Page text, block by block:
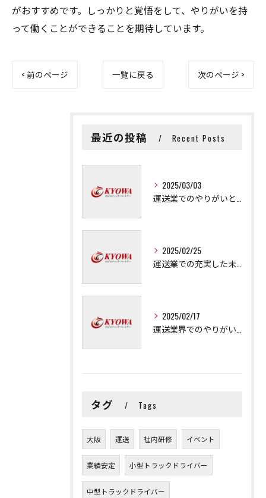
がおすすめです。しっかりと覚悟をして、やりがいを持
って働くことができることを期待しています。
< 前のページ 一覧に戻る 次のページ >
最近の投稿 Recent Posts
2025/03/03
2025/02/25
2025/02/17
タグ Tags
大阪 運送 社内研修 イベント
業績安定 小型トラックドライバー
中型トラックドライバー